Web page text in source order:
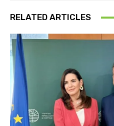
RELATED ARTICLES